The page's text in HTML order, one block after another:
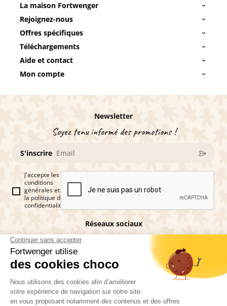
La maison Fortwenger
Rejoignez-nous
Offres spécifiques
Téléchargements
Aide et contact
Mon compte
Newsletter
Soyez tenu informé des promotions !
S'inscrire
J'accepte les
conditions
générales et
la politique de
confidentialité
Réseaux sociaux
Vous êtes fan de pains d'épices ?
Fortwenger ©2026
Conditions générales de ventesMentions légales